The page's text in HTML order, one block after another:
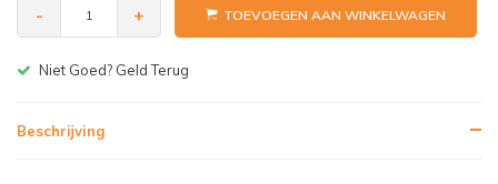
- + TOEVOEGEN AAN WINKELWAGEN
Gratis bezorgen v.a. € 150,-(NL)
Beschrijving